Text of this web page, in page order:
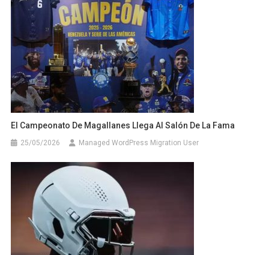
El Campeonato De Magallanes Llega Al Salón De La Fama
25/05/2026 Managed WordPress Migration User